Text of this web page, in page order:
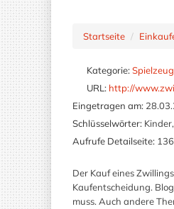
Startseite
Kategorie:
URL: http://
Eingetragen am:
Schlüsselwörter:
Aufrufe Detailseite:
Der Kauf eines
Kaufentscheidung.
muss. Auch andere